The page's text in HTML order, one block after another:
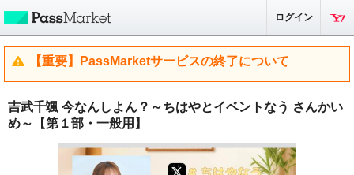
ログイン
【重要】PassMarketサービスの終了について
吉武千颯 今なんしよん？～ちはやとイベントなう さんかい
め～【第１部・一般用】